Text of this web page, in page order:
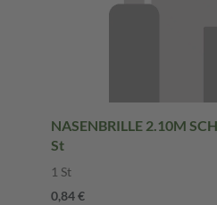
NASENBRILLE 2.10M
St
1 St
0,84 €